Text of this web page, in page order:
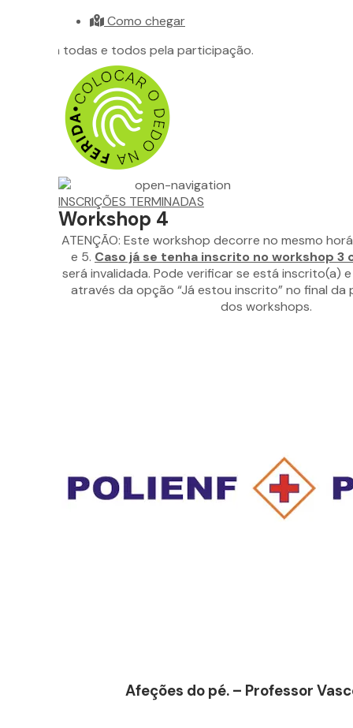
Como chegar
a todas e todos pela participação.
INSCRIÇÕES TERMINADAS
Workshop 4
ATENÇÃO: Este workshop decorre no mesmo
e 5. Caso já se tenha inscrito no workshop 3
será invalidada. Pode verificar se está inscrito(a)
através da opção “Já estou inscrito” no final da
dos workshops.
Afeções do pé. – Professor